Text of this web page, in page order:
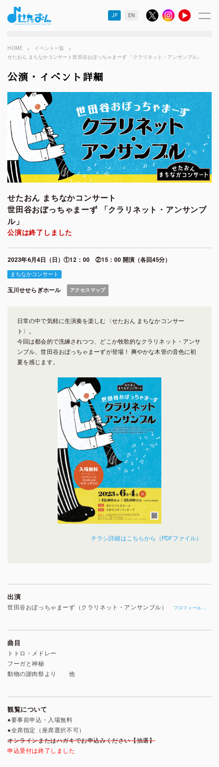
JP EN
HOME
イベント一覧
せたおん まちなかコンサート世田谷おぼっちゃまーず 「クラリネット・アンサンブル」
公演・イベント詳細
せたおん まちなかコンサート
世田谷おぼっちゃまーず 「クラリネット・アンサンブ
ル」
公演は終了しました
2023年6月4日（日）①12：00 ②15：00 開演（各回45分）
まちなかコンサート
玉川せせらぎホール アクセスマップ
日常の中で気軽に生演奏を楽しむ〈せたおん まちなかコンサー
ト〉。
今回は都会的で洗練されつつ、どこか牧歌的なクラリネット・アンサ
ンブル、世田谷おぼっちゃまーずが登場！ 爽やかな木管の音色に初
夏を感じます。
チラシ詳細はこちらから（PDFファイル）
出演
世田谷おぼっちゃまーず（クラリネット・アンサンブル）プロフィール …
曲目
トトロ・メドレー
フーガと神秘
動物の謝肉祭より 他
観覧について
●要事前申込・入場無料
●全席指定（座席選択不可）
オンラインまたはハガキでお申込みください【抽選】
申込受付は終了しました